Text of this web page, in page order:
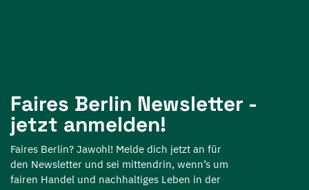
Faires Berlin Newsletter -
jetzt anmelden!
Faires Berlin? Jawohl! Melde dich jetzt an für
den Newsletter und sei mittendrin, wenn’s um
fairen Handel und nachhaltiges Leben in der